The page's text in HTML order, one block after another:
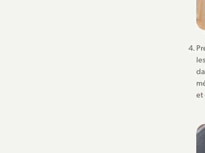
et